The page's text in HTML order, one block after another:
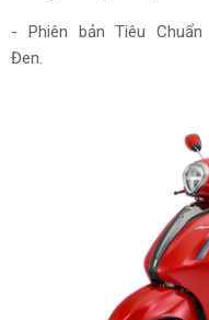
- Phiên bản Tiêu
Đen.